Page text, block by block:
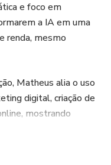
e foco em
a IA em uma
renda, mesmo
Matheus alia o uso
digital, criação de
mostrando